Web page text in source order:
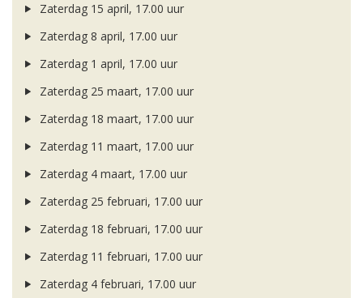
Zaterdag 15 april, 17.00 uur
Zaterdag 8 april, 17.00 uur
Zaterdag 1 april, 17.00 uur
Zaterdag 25 maart, 17.00 uur
Zaterdag 18 maart, 17.00 uur
Zaterdag 11 maart, 17.00 uur
Zaterdag 4 maart, 17.00 uur
Zaterdag 25 februari, 17.00 uur
Zaterdag 18 februari, 17.00 uur
Zaterdag 11 februari, 17.00 uur
Zaterdag 4 februari, 17.00 uur